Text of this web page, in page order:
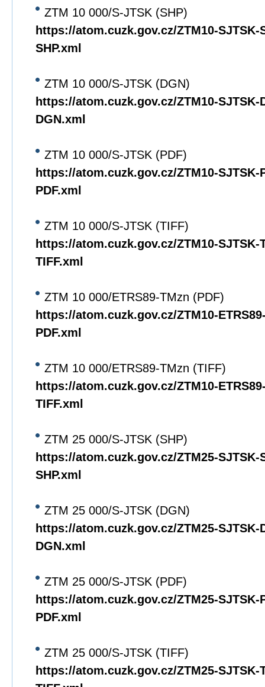
ZTM 10 000/S-JTSK (SHP)
https://atom.cuzk.gov.cz/ZTM10-SJTSK-
SHP.xml
ZTM 10 000/S-JTSK (DGN)
https://atom.cuzk.gov.cz/ZTM10-SJTSK-
DGN.xml
ZTM 10 000/S-JTSK (PDF)
https://atom.cuzk.gov.cz/ZTM10-SJTSK-
PDF.xml
ZTM 10 000/S-JTSK (TIFF)
https://atom.cuzk.gov.cz/ZTM10-SJTSK-
TIFF.xml
ZTM 10 000/ETRS89-TMzn (PDF)
https://atom.cuzk.gov.cz/ZTM10-
PDF.xml
ZTM 10 000/ETRS89-TMzn (TIFF)
https://atom.cuzk.gov.cz/ZTM10-
TIFF.xml
ZTM 25 000/S-JTSK (SHP)
https://atom.cuzk.gov.cz/ZTM25-SJTSK-
SHP.xml
ZTM 25 000/S-JTSK (DGN)
https://atom.cuzk.gov.cz/ZTM25-SJTSK-
DGN.xml
ZTM 25 000/S-JTSK (PDF)
https://atom.cuzk.gov.cz/ZTM25-SJTSK-
PDF.xml
ZTM 25 000/S-JTSK (TIFF)
https://atom.cuzk.gov.cz/ZTM25-SJTSK-